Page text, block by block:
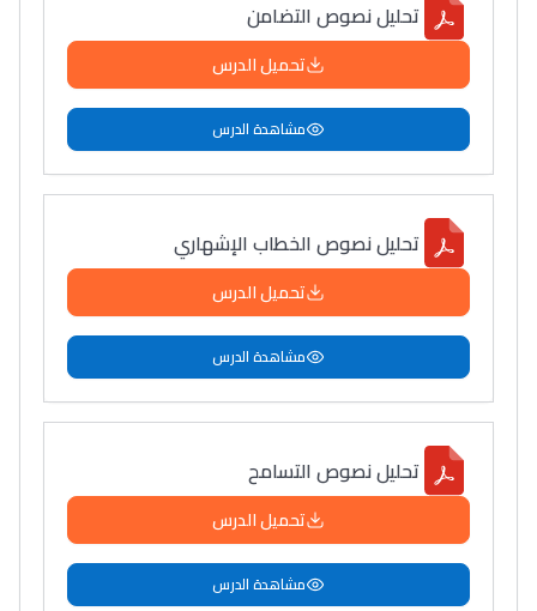
سامورا
بطلة المغرب فالقفز
الطولي، ملاك البردع
كتحكي على تجربتها
فالرّياضة و الدّراسة
تحليل نصوص التضامن
تحميل الدرس
مشاهدة الدرس
تحليل نصوص الخطاب الإشهاري
تحميل الدرس
مشاهدة الدرس
تحليل نصوص التسامح
تحميل الدرس
مشاهدة الدرس